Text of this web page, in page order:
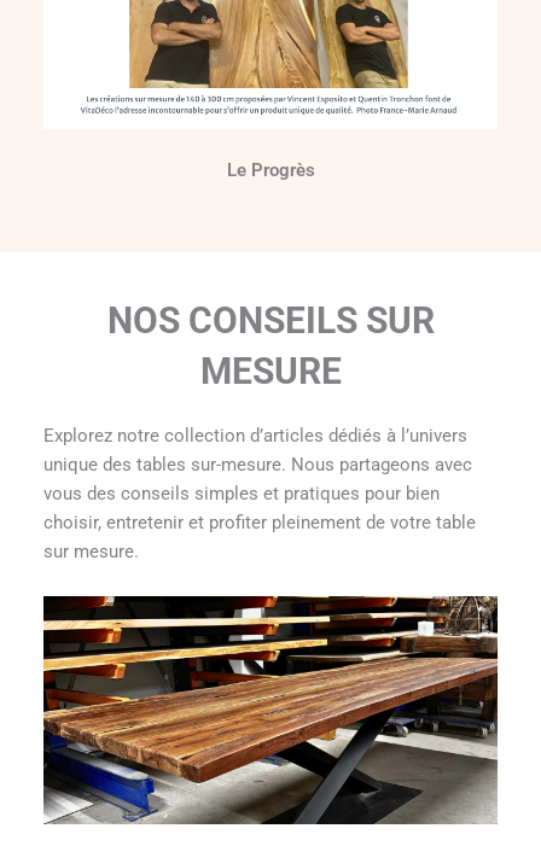
Le Progrès
NOS CONSEILS SUR
MESURE
Explorez notre collection d’articles dédiés à l’univers
unique des tables sur-mesure. Nous partageons avec
vous des conseils simples et pratiques pour bien
choisir, entretenir et profiter pleinement de votre table
sur mesure.